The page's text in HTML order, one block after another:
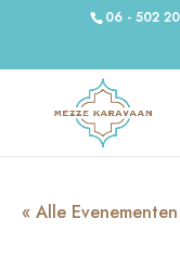
06 - 502
« Alle Evenementen